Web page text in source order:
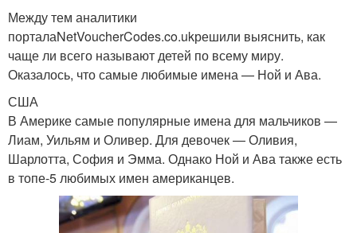
Между тем аналитики
порталаNetVoucherCodes.co.ukрешили выяснить, как
чаще ли всего называют детей по всему миру.
Оказалось, что самые любимые имена — Ной и Ава.
США
В Америке самые популярные имена для мальчиков —
Лиам, Уильям и Оливер. Для девочек — Оливия,
Шарлотта, София и Эмма. Однако Ной и Ава также есть
в топе-5 любимых имен американцев.